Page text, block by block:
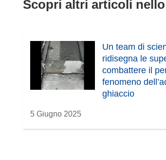
Scopri altri articoli
Un team di
ridisegna le
combattere il
fenomeno
ghiaccio
5 Giugno 2025